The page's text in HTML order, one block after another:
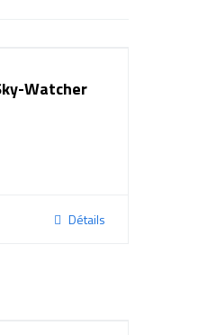
Watcher
Détails